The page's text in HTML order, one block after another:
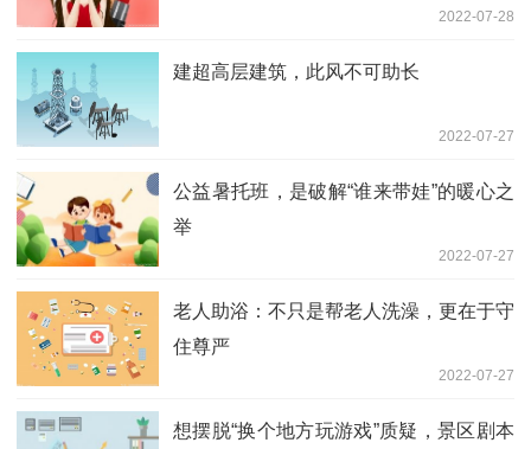
2022-07-28
建超高层建筑，此风不可助长
2022-07-27
公益暑托班，是破解“谁来带娃”的暖心之
举
2022-07-27
老人助浴：不只是帮老人洗澡，更在于守
住尊严
2022-07-27
想摆脱“换个地方玩游戏”质疑，景区剧本